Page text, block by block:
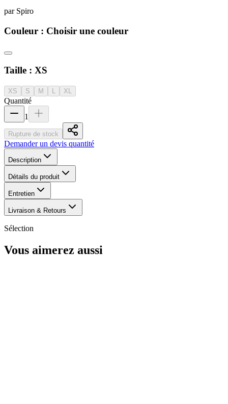
par Spiro
Couleur : Choisir une couleur
Taille : XS
XS S M L XL
Quantité
1
Rupture de stock
Demander un devis quantité
Description
Détails du produit
Entretien
Livraison & Retours
Sélection
Vous aimerez aussi